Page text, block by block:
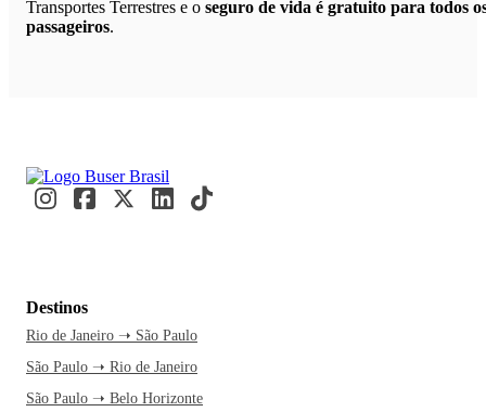
Transportes Terrestres e o seguro de vida é gratuito para todos
passageiros.
Destinos
Rio de Janeiro ➝ São Paulo
São Paulo ➝ Rio de Janeiro
São Paulo ➝ Belo Horizonte